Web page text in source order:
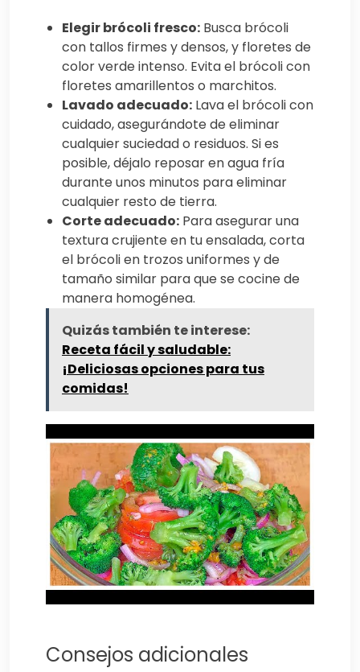
Elegir brócoli fresco: Busca brócoli
con tallos firmes y densos, y floretes de
color verde intenso. Evita el brócoli con
floretes amarillentos o marchitos.
Lavado adecuado: Lava el brócoli con
cuidado, asegurándote de eliminar
cualquier suciedad o residuos. Si es
posible, déjalo reposar en agua fría
durante unos minutos para eliminar
cualquier resto de tierra.
Corte adecuado: Para asegurar una
textura crujiente en tu ensalada, corta
el brócoli en trozos uniformes y de
tamaño similar para que se cocine de
manera homogénea.
Quizás también te interese:
Receta fácil y saludable:
¡Deliciosas opciones para tus
comidas!
Consejos adicionales